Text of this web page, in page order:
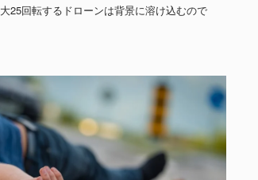
25回転するドローンは背景に溶け込むので